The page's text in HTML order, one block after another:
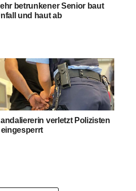
betrunkener Senior baut
und haut ab
verletzt Polizisten
eingesperrt